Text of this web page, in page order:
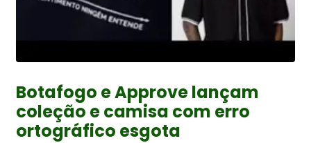
Botafogo e Approve lançam
coleção e camisa com erro
ortográfico esgota